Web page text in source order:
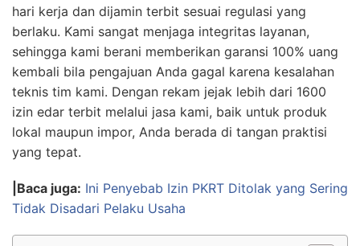
hari kerja dan dijamin terbit sesuai regulasi yang
berlaku. Kami sangat menjaga integritas layanan,
sehingga kami berani memberikan garansi 100% uang
kembali bila pengajuan Anda gagal karena kesalahan
teknis tim kami. Dengan rekam jejak lebih dari 1600
izin edar terbit melalui jasa kami, baik untuk produk
lokal maupun impor, Anda berada di tangan praktisi
yang tepat.
|Baca juga: Ini Penyebab Izin PKRT Ditolak yang Sering
Tidak Disadari Pelaku Usaha